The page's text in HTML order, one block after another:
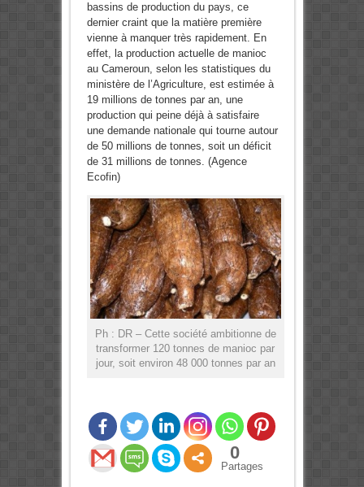
bassins de production du pays, ce
dernier craint que la matière première
vienne à manquer très rapidement. En
effet, la production actuelle de manioc
au Cameroun, selon les statistiques du
ministère de l’Agriculture, est estimée à
19 millions de tonnes par an, une
production qui peine déjà à satisfaire
une demande nationale qui tourne autour
de 50 millions de tonnes, soit un déficit
de 31 millions de tonnes. (Agence
Ecofin)
Ph : DR – Cette société ambitionne de
transformer 120 tonnes de manioc par
jour, soit environ 48 000 tonnes par an
0
Partages